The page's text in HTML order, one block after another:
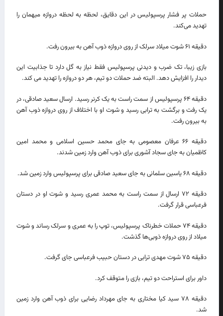
حملات پر فشار پرسپولیس در این دقایق، لحظه به لحظه دروازه میهمان را
تهدید می‌کند.
دقیقه ۶۱ شوت میلاد سرلک از روی دروازه ذوب آهن به بیرون رفت.
بازی زیبا، تک ضرب و دیدنی پرسپولیس فقط نیاز به گل دارد تا جذابیت این
دیدار را افزایش دهد. البته ضد حملات دو تیم، هر دو دروازه را تهدید می کند.
دقیقه ۶۴ پرسپولیس از سمت راست به یک کرنر رسید. ارسال سعید صادقی، در
یک رفت و برگشت به ترابی رسید و شوت او با اختلاف از روی دروازه ذوب آهن
به بیرون رفت.
دقیقه ۶۶ عرفان معصومی به جای محمد حسین اسلامی و محمد امین
کاظمیان به جای سجاد آشوری برای ذوب آهن وارد زمین شدند.
دقیقه ۶۸ یاسین سلمانی به جای سعید صادقی برای پرسپولیس وارد زمین شد.
دقیقه ۷۲ ارسال از سمت راست به محمد عمری رسید و شوت او در دستان
فرعباسی قرار گرفت.
دقیقه ۷۴ حملات خطرناک پرسپولیس، توپ را به عمری و سرلک رساند و شوت
میلاد از روی دروازه ذوبی‌ها گذشت.
دقیقه ۷۵ شوت مهدی ترابی در دستان حبیب فرعباسی جای گرفت.
داور برای استراحت دو تیم، بازی را متوقف کرد.
دقیقه ۷۸ سید کیا مختاری به جای مهرداد رضایی برای ذوب آهن وارد زمین
شد.